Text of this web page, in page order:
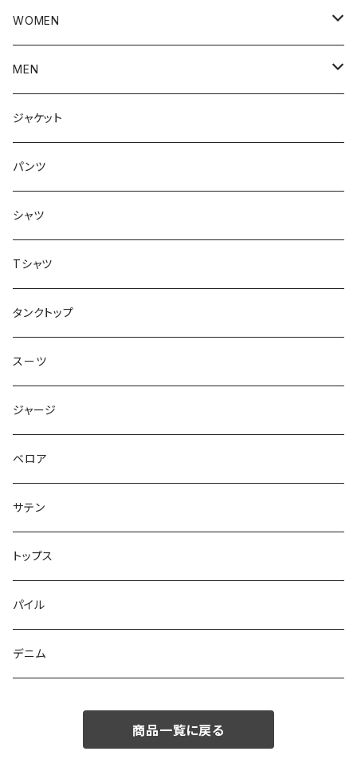
WOMEN
アウター
ボトムス
トップス
MEN
アウター
インナー
ボトムス
ジャケット
トップス
ジャケット
パンツ
シャツ
Tシャツ
タンクトップ
スーツ
ジャージ
ベロア
サテン
トップス
パイル
デニム
商品一覧に戻る